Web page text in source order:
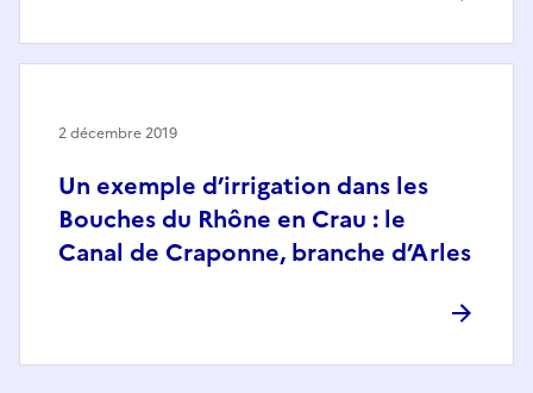
Un exemple d’irrigation dans les
Bouches du Rhône en Crau : le
Canal de Craponne, branche d’Arles
2 décembre 2019